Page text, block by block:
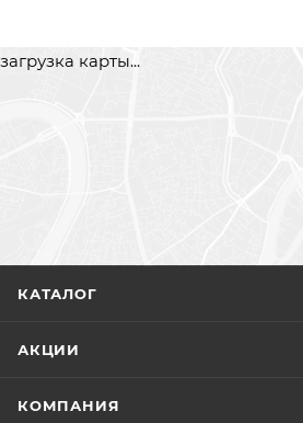
загрузка карты...
КАТАЛОГ
АКЦИИ
КОМПАНИЯ